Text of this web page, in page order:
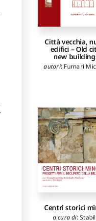
Zaccagnini
Basilissi Vilma,
Andrea,Pilato
Città vecchia,
edifici – Old
new
autori: Furnari
Centri storici
a cura di: